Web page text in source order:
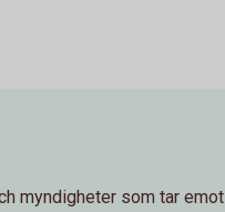
myndigheter som tar emot